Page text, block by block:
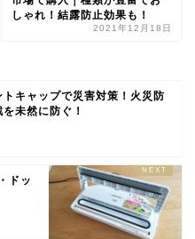
しゃれ！結露防止効果も！
2021年12月18日
トキャップで災害対策！火災防
未然に防ぐ！
ドッ